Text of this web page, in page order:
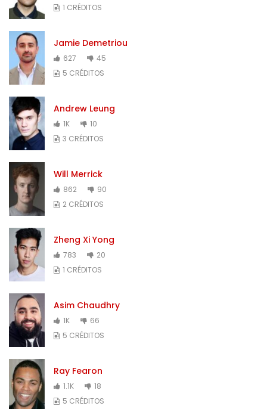
1 CRÉDITOS
Jamie Demetriou
627
45
5 CRÉDITOS
Andrew Leung
1K
10
3 CRÉDITOS
Will Merrick
862
90
2 CRÉDITOS
Zheng Xi Yong
783
20
1 CRÉDITOS
Asim Chaudhry
1K
66
5 CRÉDITOS
Ray Fearon
1.1K
18
5 CRÉDITOS